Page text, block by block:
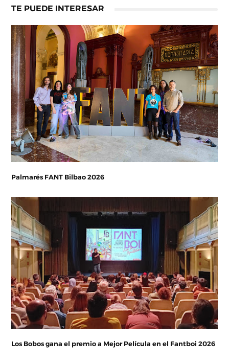
TE PUEDE INTERESAR
Palmarés FANT Bilbao 2026
Los Bobos gana el premio a Mejor Película en el Fantboi 2026